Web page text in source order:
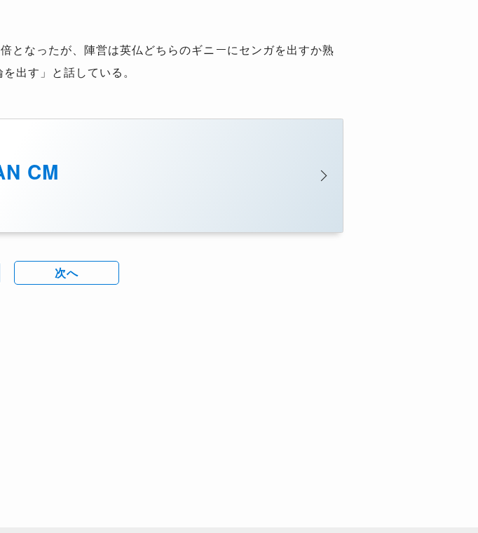
なったが、陣営は英仏どちらのギニーにセンガを出すか熟
出す」と話している。
CM
次へ